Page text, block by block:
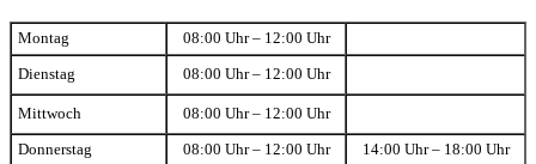
Montag 08:00 Uhr – 12:00 Uhr
Dienstag 08:00 Uhr – 12:00 Uhr
Mittwoch 08:00 Uhr – 12:00 Uhr
Donnerstag 08:00 Uhr – 12:00 Uhr 14:00 Uhr – 18:00 Uhr